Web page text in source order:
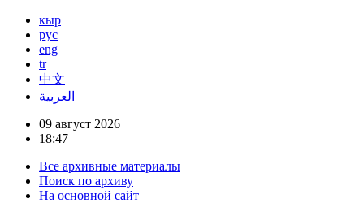
кыр
рус
eng
tr
中文
العربية
09 август 2026
18:47
Все архивные материалы
Поиск по архиву
На основной сайт